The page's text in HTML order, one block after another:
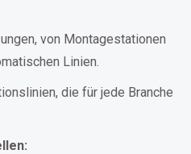
von Montagestationen
Linien.
die für jede Branche